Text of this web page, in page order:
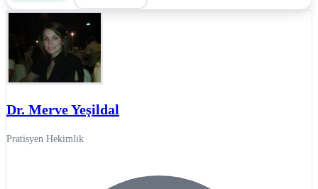
Dr. Merve Yeşildal
Pratisyen Hekimlik